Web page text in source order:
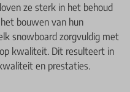
ze sterk in het behoud
bouwen van hun
snowboard zorgvuldig met
kwaliteit. Dit resulteert in
en prestaties.